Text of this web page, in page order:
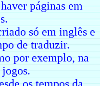
páginas em
só em inglês e
de traduzir.
por exemplo, na